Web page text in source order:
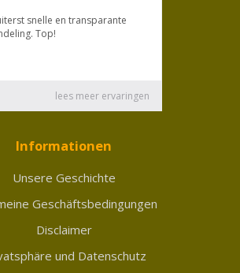
Informationen
Unsere Geschichte
Geschäftsbedingungen
Disclaimer
und Datenschutz